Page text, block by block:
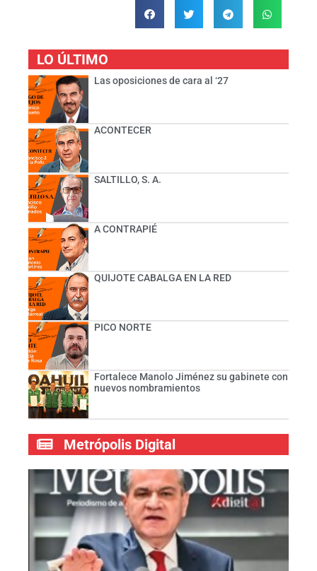
LO ÚLTIMO
Las oposiciones de cara al ‘27
ACONTECER
SALTILLO, S. A.
A CONTRAPIÉ
QUIJOTE CABALGA EN LA RED
PICO NORTE
Fortalece Manolo Jiménez su gabinete con
nuevos nombramientos
Metrópolis Digital